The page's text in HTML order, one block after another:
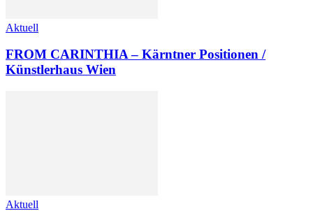
Aktuell
FROM CARINTHIA – Kärntner Positionen /
Künstlerhaus Wien
Aktuell